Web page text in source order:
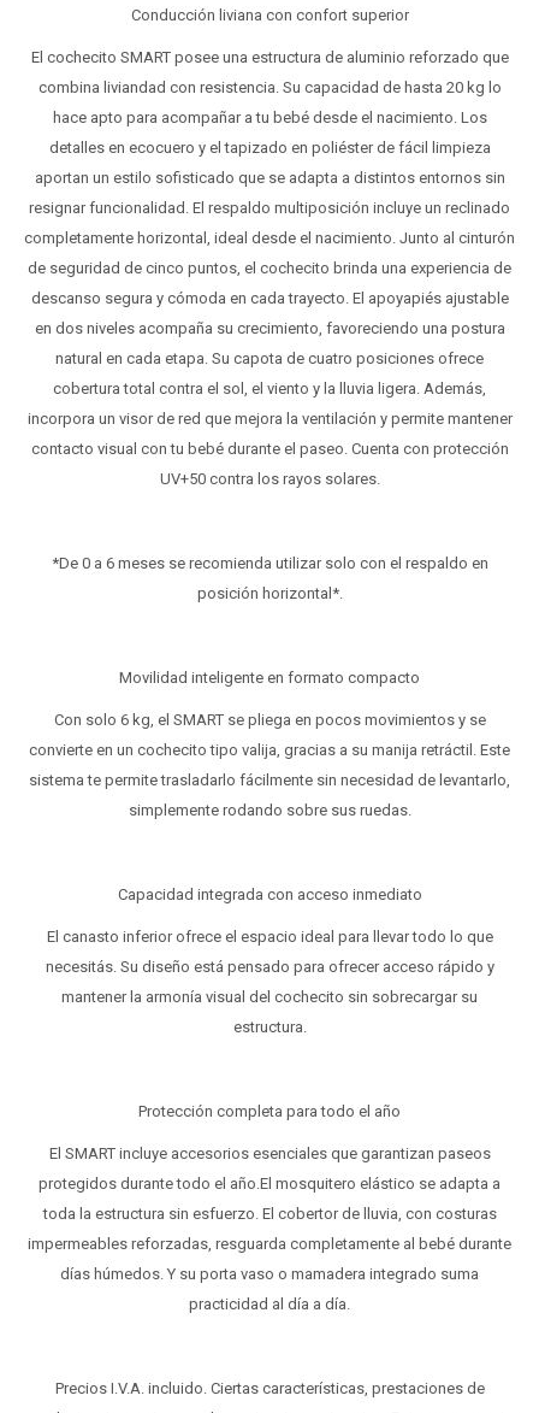
Conducción liviana con confort superior
El cochecito SMART posee una estructura de aluminio reforzado que
combina liviandad con resistencia. Su capacidad de hasta 20 kg lo
hace apto para acompañar a tu bebé desde el nacimiento. Los
detalles en ecocuero y el tapizado en poliéster de fácil limpieza
aportan un estilo sofisticado que se adapta a distintos entornos sin
resignar funcionalidad. El respaldo multiposición incluye un reclinado
completamente horizontal, ideal desde el nacimiento. Junto al cinturón
de seguridad de cinco puntos, el cochecito brinda una experiencia de
descanso segura y cómoda en cada trayecto. El apoyapiés ajustable
en dos niveles acompaña su crecimiento, favoreciendo una postura
natural en cada etapa. Su capota de cuatro posiciones ofrece
cobertura total contra el sol, el viento y la lluvia ligera. Además,
incorpora un visor de red que mejora la ventilación y permite mantener
contacto visual con tu bebé durante el paseo. Cuenta con protección
UV+50 contra los rayos solares.
*De 0 a 6 meses se recomienda utilizar solo con el respaldo en
posición horizontal*.
Movilidad inteligente en formato compacto
Con solo 6 kg, el SMART se pliega en pocos movimientos y se
convierte en un cochecito tipo valija, gracias a su manija retráctil. Este
sistema te permite trasladarlo fácilmente sin necesidad de levantarlo,
simplemente rodando sobre sus ruedas.
Capacidad integrada con acceso inmediato
El canasto inferior ofrece el espacio ideal para llevar todo lo que
necesitás. Su diseño está pensado para ofrecer acceso rápido y
mantener la armonía visual del cochecito sin sobrecargar su
estructura.
Protección completa para todo el año
El SMART incluye accesorios esenciales que garantizan paseos
protegidos durante todo el año.El mosquitero elástico se adapta a
toda la estructura sin esfuerzo. El cobertor de lluvia, con costuras
impermeables reforzadas, resguarda completamente al bebé durante
días húmedos. Y su porta vaso o mamadera integrado suma
practicidad al día a día.
Precios I.V.A. incluido. Ciertas características, prestaciones de